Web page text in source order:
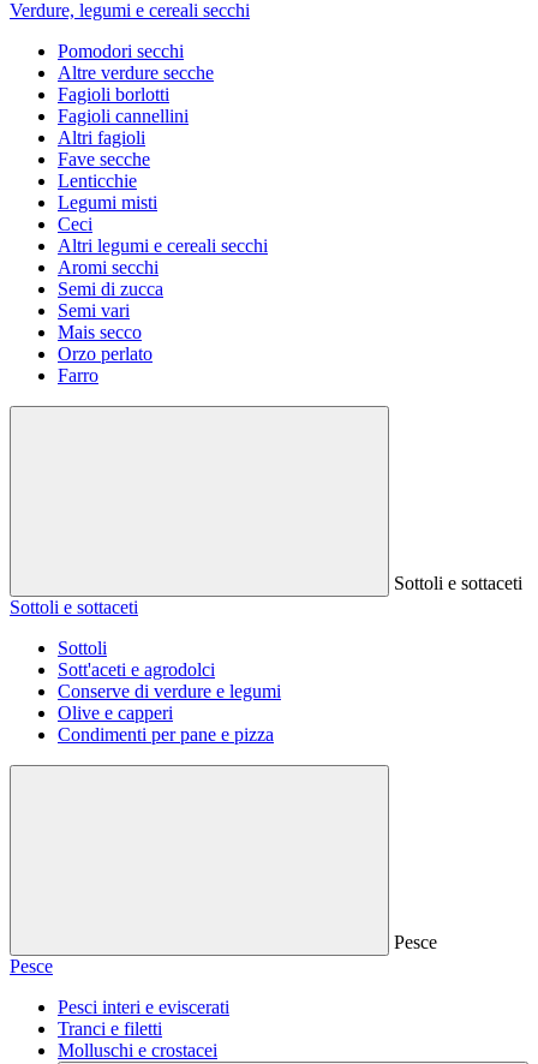
Verdure, legumi e cereali secchi
Pomodori secchi
Altre verdure secche
Fagioli borlotti
Fagioli cannellini
Altri fagioli
Fave secche
Lenticchie
Legumi misti
Ceci
Altri legumi e cereali secchi
Aromi secchi
Semi di zucca
Semi vari
Mais secco
Orzo perlato
Farro
Sottoli e sottaceti
Sottoli e sottaceti
Sottoli
Sott'aceti e agrodolci
Conserve di verdure e legumi
Olive e capperi
Condimenti per pane e pizza
Pesce
Pesce
Pesci interi e eviscerati
Tranci e filetti
Molluschi e crostacei